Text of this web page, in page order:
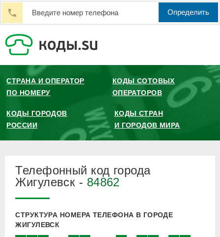
Определить
СТРАНА И ОПЕРАТОР
ПО НОМЕРУ
КОДЫ СОТОВЫХ
ОПЕРАТОРОВ
КОДЫ ГОРОДОВ
РОССИИ
КОДЫ СТРАН
И ГОРОДОВ МИРА
Телефонный код города
Жигулевск - 84862
СТРУКТУРА НОМЕРА ТЕЛЕФОНА В ГОРОДЕ
ЖИГУЛЕВСК